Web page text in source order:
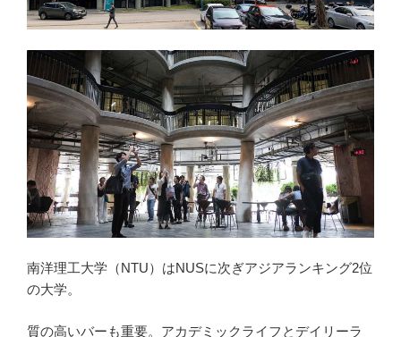
南洋理工大学（NTU）はNUSに次ぎアジアランキング2位
の大学。
質の高いバーも重要。アカデミックライフとデイリーラ